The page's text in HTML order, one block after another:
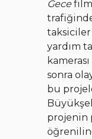
Gece
yardım
sonra
bu
projenin